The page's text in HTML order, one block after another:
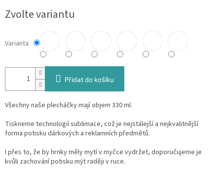
cena:
Zvolte variantu
Varianta
Přidat do košíku
Všechny naše plecháčky mají objem 330 ml.
Tiskneme technologií sublimace, což je nejstálejší a nejkvalitnější
forma potisku dárkových a reklamních předmětů.
I přes to, že by hrnky měly mytí v myčce vydržet, doporučujeme je
kvůli zachování potisku mýt raději v ruce.